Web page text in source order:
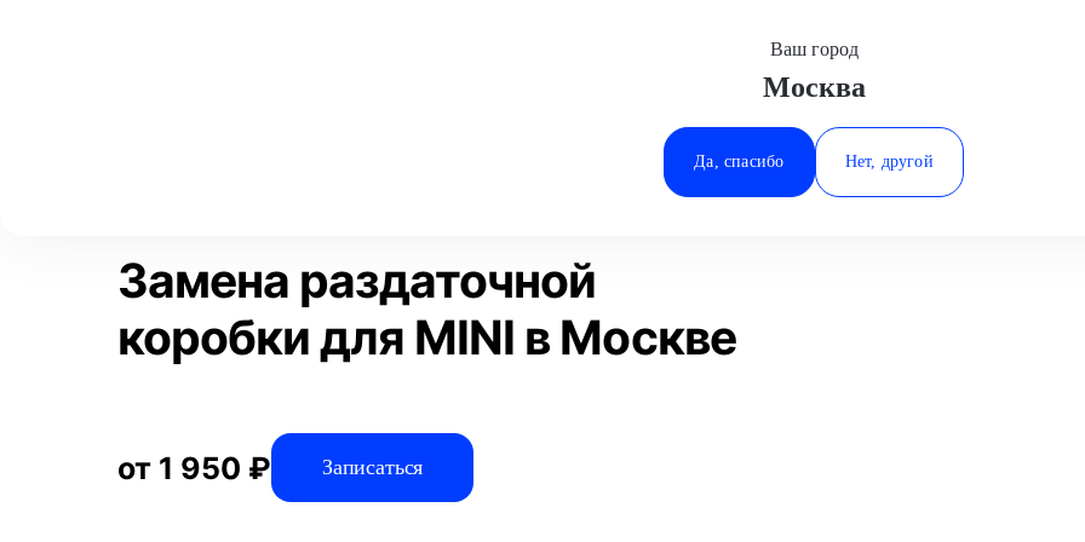
Минеральные Воды
Ростов-на-Дону
Ставрополь
Ваш город
Москва
Да, спасибо Нет, другой
Замена раздаточной коробки MINI
Статьи
Замена раздаточной
коробки для MINI в Москве
от 1 950 ₽ Записаться